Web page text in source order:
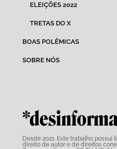
ELEIÇÕES 2022
TRETAS DO X
BOAS POLÊMICAS
SOBRE NÓS
Desde 2021. Este trabalho possui
direito de autor e de direitos